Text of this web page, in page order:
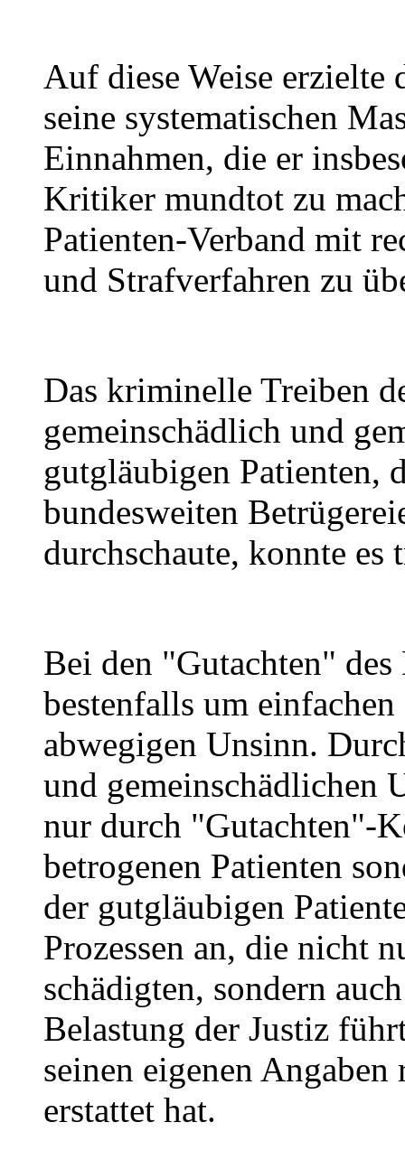
Auf diese Weise erzielte
seine systematischen
Einnahmen, die er
Kritiker mundtot zu
Patienten-Verband mit
und Strafverfahren zu
Das kriminelle Treiben
gemeinschädlich und
gutgläubigen Patienten,
bundesweiten
durchschaute, konnte es
Bei den "Gutachten" des
bestenfalls um
abwegigen Unsinn.
und gemeinschädlichen
nur durch "Gutachten"-
betrogenen Patienten
der gutgläubigen
Prozessen an, die nicht
schädigten, sondern
Belastung der Justiz
seinen eigenen
erstattet hat.